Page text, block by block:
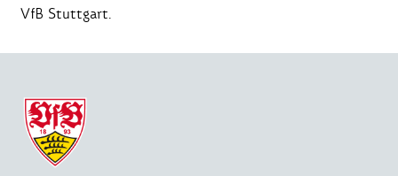
VfB Stuttgart.